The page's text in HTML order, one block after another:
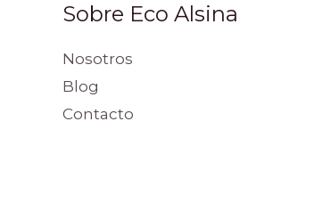
Sobre Eco Alsina
Nosotros
Blog
Contacto